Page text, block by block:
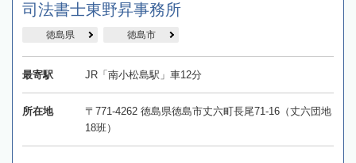
司法書士東野昇事務所
徳島県 徳島市
最寄駅 JR「南小松島駅」車12分
所在地
〒771-4262 徳島県徳島市丈六町長尾71-16（丈六団地
18班）